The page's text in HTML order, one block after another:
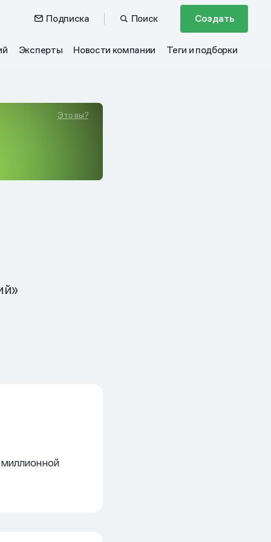
Подписка Поиск Создать
Эксперты Новости компании Теги и подборки
Это вы?